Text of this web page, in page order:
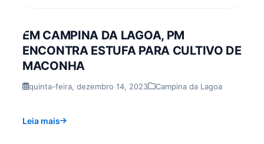
EM CAMPINA DA LAGOA, PM
ENCONTRA ESTUFA PARA CULTIVO DE
MACONHA
quinta-feira, dezembro 14, 2023 Campina da Lagoa
Leia mais